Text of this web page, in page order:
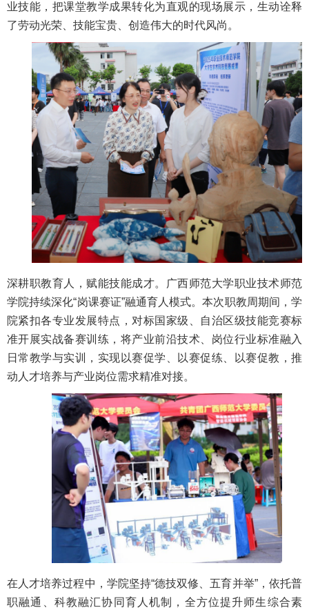
业技能，把课堂教学成果转化为直观的现场展示，生动诠释
了劳动光荣、技能宝贵、创造伟大的时代风尚。
深耕职教育人，赋能技能成才。广西师范大学职业技术师范
学院持续深化“岗课赛证”融通育人模式。本次职教周期间，学
院紧扣各专业发展特点，对标国家级、自治区级技能竞赛标
准开展实战备赛训练，将产业前沿技术、岗位行业标准融入
日常教学与实训，实现以赛促学、以赛促练、以赛促教，推
动人才培养与产业岗位需求精准对接。
在人才培养过程中，学院坚持“德技双修、五育并举”，依托普
职融通、科教融汇协同育人机制，全方位提升师生综合素